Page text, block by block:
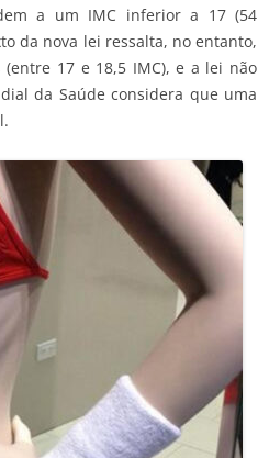
a um IMC inferior a 17 (54
da nova lei ressalta, no entanto,
17 e 18,5 IMC), e a lei não
da Saúde considera que uma